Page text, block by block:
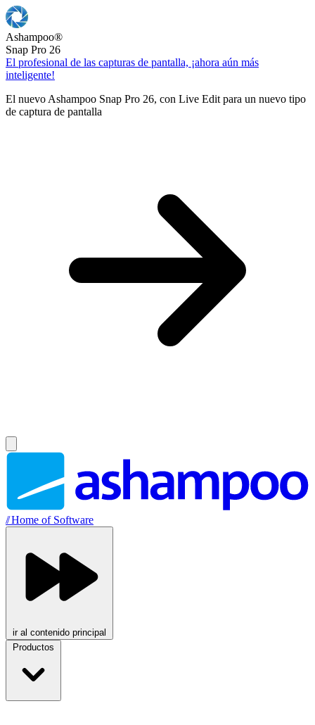
Ashampoo®
Snap Pro 26
El profesional de las capturas de pantalla, ¡ahora aún más
inteligente!
El nuevo Ashampoo Snap Pro 26, con Live Edit para un nuevo tipo
de captura de pantalla
//Home of Software
ir al contenido principal
Productos